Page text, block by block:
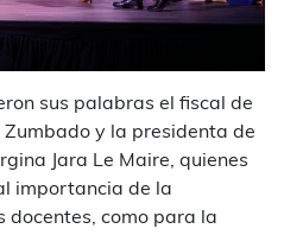
sus palabras el fiscal de
Zumbado y la presidenta de
Jara Le Maire, quienes
importancia de la
como para la